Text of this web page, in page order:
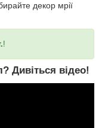
декор мрії
!
Дивіться відео!